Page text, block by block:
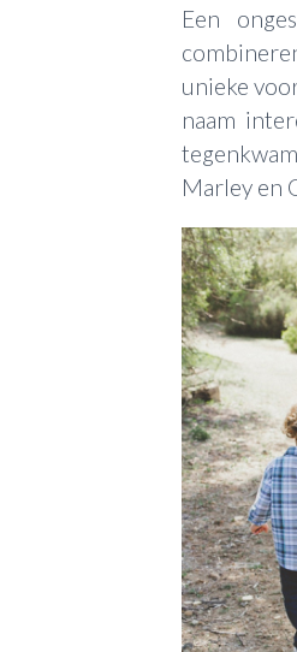
Een
unieke
naam
Marley en